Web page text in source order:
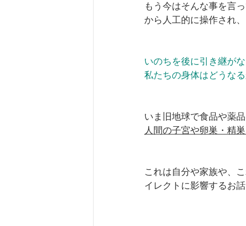
もう今はそんな事を言
から人工的に操作され
いのちを後に引き継が
私たちの身体はどうな
いま旧地球で食品や薬
人間の子宮や卵巣・精
これは自分や家族や、
イレクトに影響するお